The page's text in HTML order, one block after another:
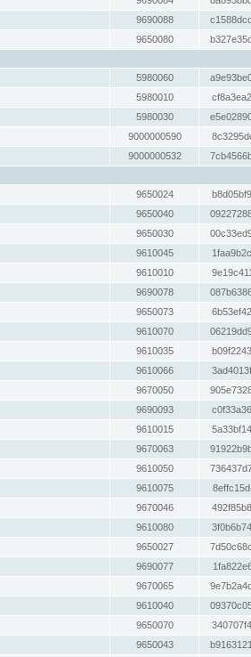
9690088
9650080
5980060
5980010
5980030
9000000590
9000000532
9650024
9650040
9650030
9610045
9610010
9690078
9650073
9610070
9610035
9610066
9670050
9690093
9610015
9670063
9610050
9610075
9670046
9610080
9650027
9690077
9670065
9610040
9650070
9650043